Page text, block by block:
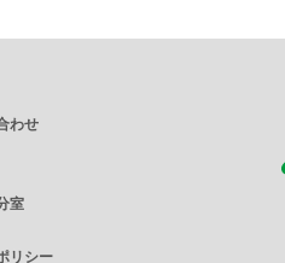
わせ
室
リシー